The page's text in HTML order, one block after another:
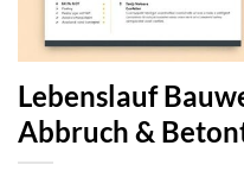
Lebenslauf
Abbruch &